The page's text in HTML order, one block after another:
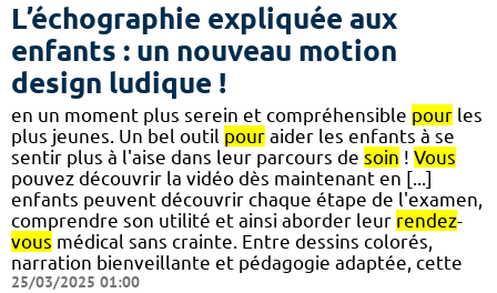
L’échographie expliquée aux
enfants : un nouveau motion
design ludique !
en un moment plus serein et compréhensible pour les
plus jeunes. Un bel outil pour aider les enfants à se
sentir plus à l'aise dans leur parcours de soin ! Vous
pouvez découvrir la vidéo dès maintenant en [...]
enfants peuvent découvrir chaque étape de l'examen,
comprendre son utilité et ainsi aborder leur rendez-
vous médical sans crainte. Entre dessins colorés,
narration bienveillante et pédagogie adaptée, cette
25/03/2025 01:00